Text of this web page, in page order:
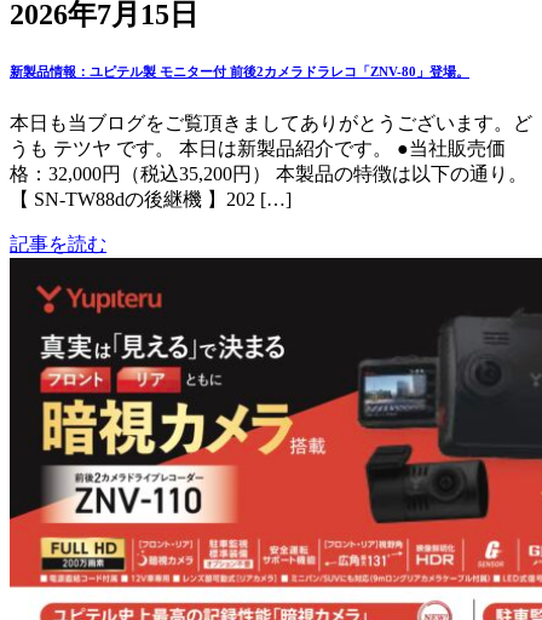
2026年7月15日
新製品情報：ユピテル製 モニター付 前後2カメラドラレコ「ZNV-80」登場。
本日も当ブログをご覧頂きましてありがとうございます。ど
うも テツヤ です。 本日は新製品紹介です。 ●当社販売価
格：32,000円（税込35,200円） 本製品の特徴は以下の通り。
【 SN-TW88dの後継機 】202 […]
記事を読む